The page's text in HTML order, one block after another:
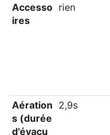
Accesso
ires
rien
Aération
s (durée
d'évacu
2,9s